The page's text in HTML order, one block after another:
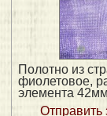
Полотно из
фиолетовое,
элемента